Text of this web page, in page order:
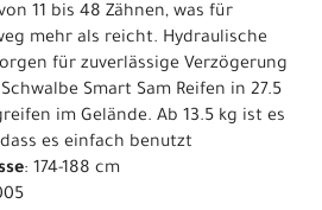
11 bis 48 Zähnen, was für
mehr als reicht. Hydraulische
für zuverlässige Verzögerung
Smart Sam Reifen in 27.5
im Gelände. Ab 13.5 kg ist es
es einfach benutzt
: 174-188 cm